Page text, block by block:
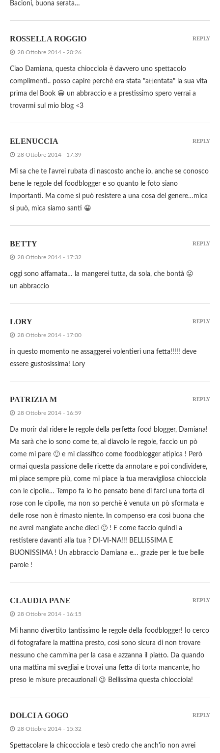
Bacioni, buona serata…
ROSSELLA ROGGIO
28 Ottobre 2014 - 20:26
Ciao Damiana, questa chiocciola è davvero uno spettacolo
complimenti.. posso capire perchè era stata "attentata" la sua vita
prima del Book 😀 un abbraccio e a prestissimo spero verrai a
trovarmi sul mio blog <3
REPLY
ELENUCCIA
28 Ottobre 2014 - 17:39
Mi sa che te l'avrei rubata di nascosto anche io, anche se conosco
bene le regole del foodblogger e so quanto le foto siano
importanti. Ma come si può resistere a una cosa del genere…mica
si può, mica siamo santi 😀
REPLY
BETTY
28 Ottobre 2014 - 17:32
oggi sono affamata… la mangerei tutta, da sola, che bontà 😛
un abbraccio
REPLY
LORY
28 Ottobre 2014 - 17:00
in questo momento ne assaggerei volentieri una fetta!!!!! deve
essere gustosissima! Lory
REPLY
PATRIZIA M
28 Ottobre 2014 - 16:59
Da morir dal ridere le regole della perfetta food blogger, Damiana!
Ma sarà che io sono come te, al diavolo le regole, faccio un pò
come mi pare 🙂 e mi classifico come foodblogger atipica ! Però
ormai questa passione delle ricette da annotare e poi condividere,
mi piace sempre più, come mi piace la tua meravigliosa chiocciola
con le cipolle… Tempo fa io ho pensato bene di farci una torta di
rose con le cipolle, ma non so perchè è venuta un pò sformata e
delle rose non è rimasto niente. In compenso era così buona che
ne avrei mangiate anche dieci 🙂 ! E come faccio quindi a
restistere davanti alla tua ? DI-VI-NA!!! BELLISSIMA E
BUONISSIMA ! Un abbraccio Damiana e… grazie per le tue belle
parole !
REPLY
CLAUDIA PANE
28 Ottobre 2014 - 16:15
Mi hanno divertito tantissimo le regole della foodblogger! Io cerco
di fotografare la mattina presto, così sono sicura di non trovare
nessuno che cammina per la casa e azzanna il piatto. Da quando
una mattina mi svegliai e trovai una fetta di torta mancante, ho
preso le misure precauzionali 😉 Bellissima questa chiocciola!
REPLY
DOLCI A GOGO
28 Ottobre 2014 - 15:32
Spettacolare la chicocciola e tesò credo che anch'io non avrei
REPLY